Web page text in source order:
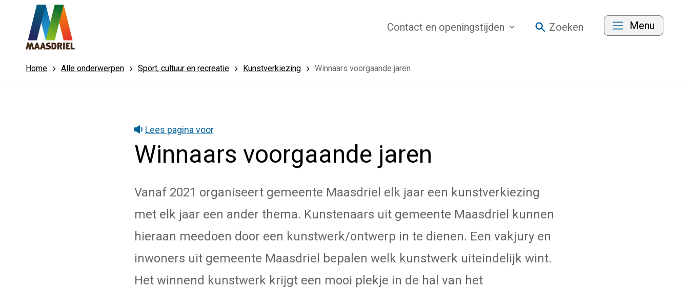
Contact en openingstijden Zoeken Menu
Home Alle onderwerpen Sport, cultuur en recreatie Kunstverkiezing Winnaars voorgaande jaren
Lees pagina voor
Winnaars voorgaande jaren
Vanaf 2021 organiseert gemeente Maasdriel elk jaar een kunstverkiezing
met elk jaar een ander thema. Kunstenaars uit gemeente Maasdriel kunnen
hieraan meedoen door een kunstwerk/ontwerp in te dienen. Een vakjury en
inwoners uit gemeente Maasdriel bepalen welk kunstwerk uiteindelijk wint.
Het winnend kunstwerk krijgt een mooi plekje in de hal van het